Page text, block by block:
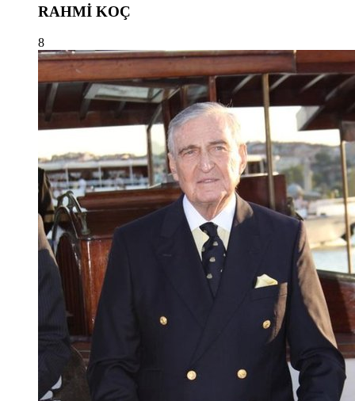
RAHMİ KOÇ
8